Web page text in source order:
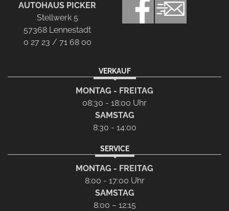
AUTOHAUS PICKER
Stellwerk 5
57368 Lennestadt
0 27 23 / 71 68 00
VERKAUF
MONTAG - FREITAG
08:30 - 18:00 Uhr
SAMSTAG
8:30 - 14:00
SERVICE
MONTAG - FREITAG
8:00 - 17:00 Uhr
SAMSTAG
8:00 – 12:15